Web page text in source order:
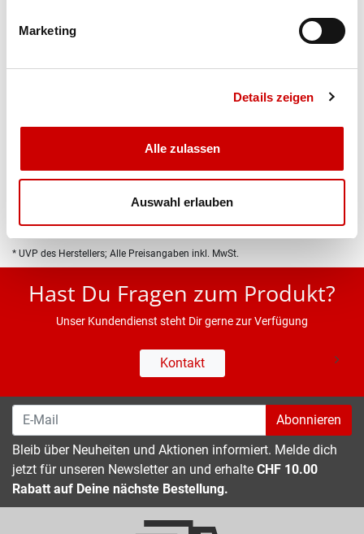
Marketing
Details zeigen
Alle zulassen
Auswahl erlauben
Bis 17:00 Uhr bestellen: morgen geliefert - ab CHF 50.00
Produktbeschreibung
* UVP des Herstellers; Alle Preisangaben inkl. MwSt.
Hast Du Fragen zum Produkt?
Unser Kundendienst steht Dir gerne zur Verfügung
Kontakt
Abonnieren
Bleib über Neuheiten und Aktionen informiert. Melde dich
jetzt für unseren Newsletter an und erhalte CHF 10.00
Rabatt auf Deine nächste Bestellung.